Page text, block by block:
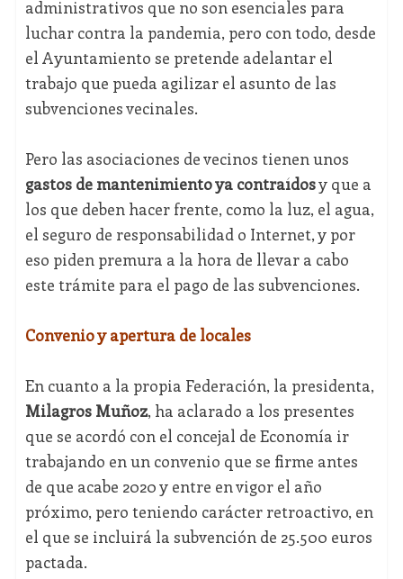
administrativos que no son esenciales para
luchar contra la pandemia, pero con todo, desde
el Ayuntamiento se pretende adelantar el
trabajo que pueda agilizar el asunto de las
subvenciones vecinales.
Pero las asociaciones de vecinos tienen unos
gastos de mantenimiento ya contraídosy que a
los que deben hacer frente, como la luz, el agua,
el seguro de responsabilidad o Internet, y por
eso piden premura a la hora de llevar a cabo
este trámite para el pago de las subvenciones.
Convenio y apertura de locales
En cuanto a la propia Federación, la presidenta,
Milagros Muñoz, ha aclarado a los presentes
que se acordó con el concejal de Economía ir
trabajando en un convenio que se firme antes
de que acabe 2020 y entre en vigor el año
próximo, pero teniendo carácter retroactivo, en
el que se incluirá la subvención de 25.500 euros
pactada.